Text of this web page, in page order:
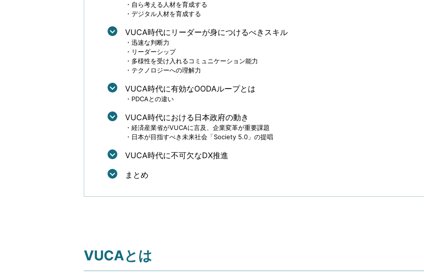
自ら考える人材を育成する
デジタル人材を育成する
VUCA時代にリーダーが身につけるべきスキル
迅速な判断力
リーダーシップ
多様性を受け入れるコミュニケーション能力
テクノロジーへの理解力
VUCA時代に有効なOODAループとは
PDCAとの違い
VUCA時代における日本政府の動き
経済産業省がVUCAに言及、企業変革が重要課題
日本が目指すべき未来社会「Society 5.0」の提唱
VUCA時代に不可欠なDX推進
まとめ
VUCAとは